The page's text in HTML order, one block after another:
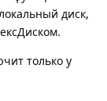
диск,
только у